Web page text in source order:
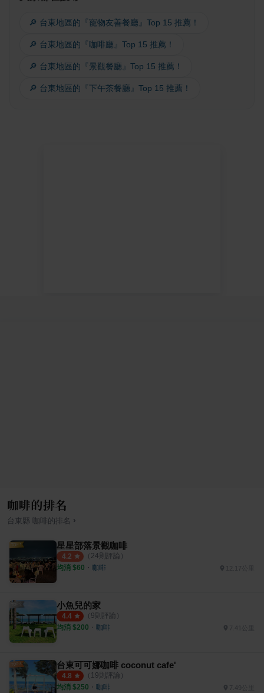
🔎 台東地區的『寵物友善餐廳』Top 15 推薦！
🔎 台東地區的『咖啡廳』Top 15 推薦！
🔎 台東地區的『景觀餐廳』Top 15 推薦！
🔎 台東地區的『下午茶餐廳』Top 15 推薦！
咖啡的排名
台東縣 咖啡 的排名 ›
星星部落景觀咖啡
4.2 （ 24則評論）
均消 $60 ・ 咖啡
小魚兒的家
4.4 （ 9則評論）
均消 $200 ・ 咖啡 7.41公里
台東可可娜咖啡 coconut cafe'
4.8 （ 19則評論）
均消 $250 ・ 咖啡 7.49公里